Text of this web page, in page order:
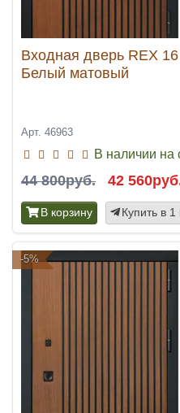
Входная дверь REX
Белый матовый
Арт. 46963
В наличии на
44 800руб. 42
В корзину Купить в 1
-5%